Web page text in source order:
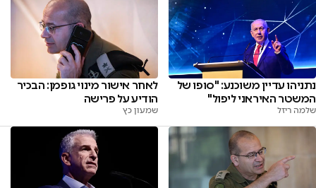
נתניהו עדיין משוכנע: "סופו של
המשטר האיראני ליפול"
שלמה ריזל
לאחר אישור מינוי גופמן: הבכיר
הודיע על פרישה
שמעון כץ